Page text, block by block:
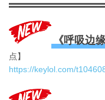
《呼吸边
点】
https://keylol.com/